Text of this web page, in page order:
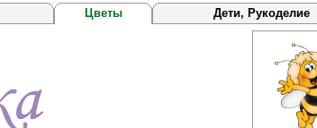
Цветы Дети, Рукоделие